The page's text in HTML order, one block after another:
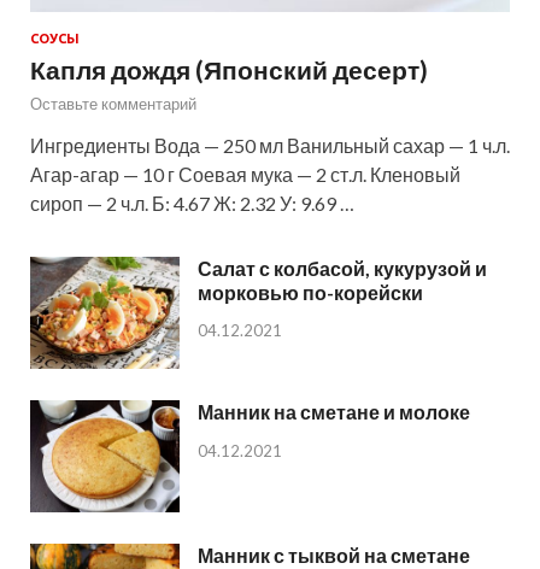
СОУСЫ
Капля дождя (Японский десерт)
Оставьте комментарий
Ингредиенты Вода — 250 мл Ванильный сахар — 1 ч.л.
Агар-агар — 10 г Соевая мука — 2 ст.л. Кленовый
сироп — 2 ч.л. Б: 4.67 Ж: 2.32 У: 9.69 …
Салат с колбасой, кукурузой и
морковью по-корейски
04.12.2021
Манник на сметане и молоке
04.12.2021
Манник с тыквой на сметане